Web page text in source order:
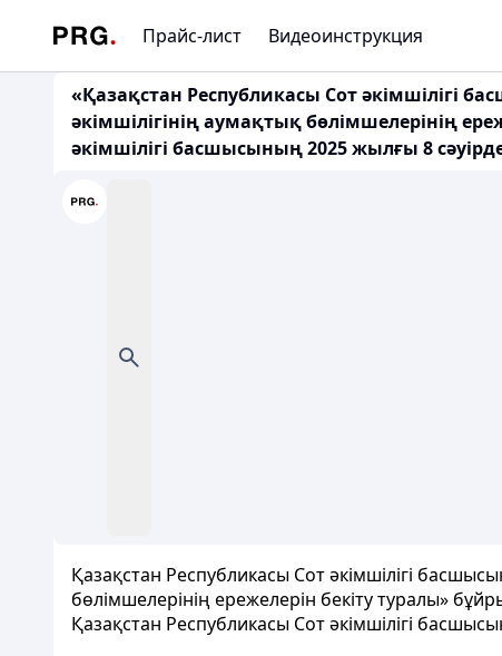
Прайс-лист Видеоинструкция
«Қазақстан Республикасы Сот әкімшілігі
әкімшілігінің аумақтық бөлімшелерінің
әкімшілігі басшысының 2025 жылғы 8
Қазақстан Республикасы Сот әкімшілігі
бөлімшелерінің ережелерін бекіту туралы»
Қазақстан Республикасы Сот әкімшілігі